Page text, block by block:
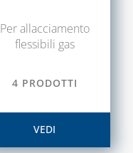
Per allacciamento
flessibili gas
4 PRODOTTI
VEDI